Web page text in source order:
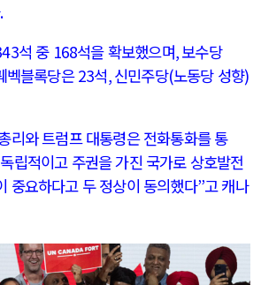
.
석 중 168석을 확보했으며,보수당
벡블록당은23석,신민주당(노동당 성향)
리와 트럼프 대통령은 전화통화를 통
립적이고 주권을 가진 국가로 상호발전
중요하다고 두 정상이 동의했다”고 캐나